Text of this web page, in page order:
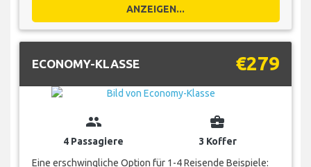
ANZEIGEN...
ECONOMY-KLASSE €279
group
4 Passagiere
business_center
3 Koffer
Eine erschwingliche Option für 1-4 Reisende Beispiele: